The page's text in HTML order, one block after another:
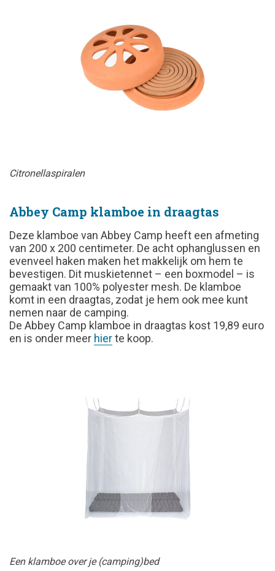
Citronellaspiralen
Abbey Camp klamboe in draagtas
Deze klamboe van Abbey Camp heeft een afmeting
van 200 x 200 centimeter. De acht ophanglussen en
evenveel haken maken het makkelijk om hem te
bevestigen. Dit muskietennet – een boxmodel – is
gemaakt van 100% polyester mesh. De klamboe
komt in een draagtas, zodat je hem ook mee kunt
nemen naar de camping.
De Abbey Camp klamboe in draagtas kost 19,89 euro
en is onder meer hierte koop.
Een klamboe over je (camping)bed